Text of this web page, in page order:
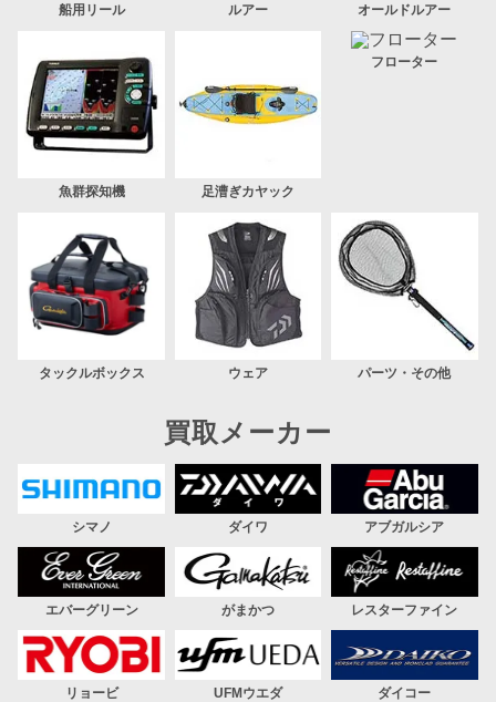
船用リール ルアー オールドルアー
魚群探知機 足漕ぎカヤック
フローター
タックルボックス ウェア パーツ・その他
買取メーカー
シマノ ダイワ アブガルシア
エバーグリーン がまかつ レスターファイン
リョービ UFMウエダ ダイコー